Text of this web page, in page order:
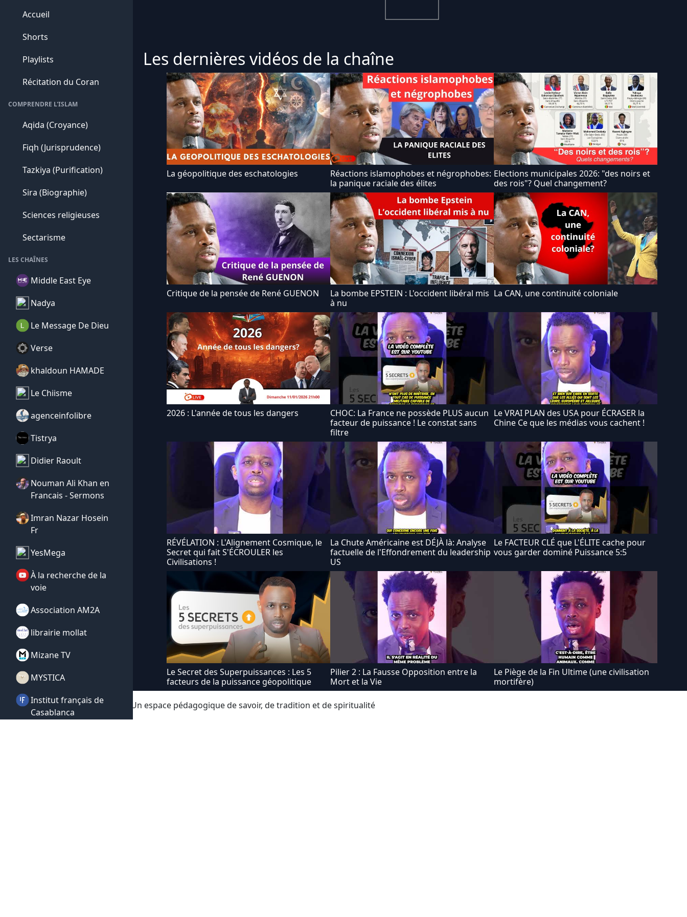
Accueil
Shorts
Playlists
Récitation du Coran
COMPRENDRE L'ISLAM
Aqida (Croyance)
Fiqh (Jurisprudence)
Tazkiya (Purification)
Sira (Biographie)
Sciences religieuses
Sectarisme
LES CHAÎNES
Middle East Eye
Nadya
Le Message De Dieu
Verse
khaldoun HAMADE
Le Chiisme
agenceinfolibre
Tistrya
Didier Raoult
Nouman Ali Khan en
Francais - Sermons
Imran Nazar Hosein
Fr
YesMega
À la recherche de la
voie
Association AM2A
librairie mollat
Mizane TV
MYSTICA
Institut français de
Casablanca
Les dernières vidéos de la chaîne
La géopolitique des eschatologies
Réactions islamophobes et négrophobes:
la panique raciale des élites
Elections municipales 2026: "des noirs et
des rois"? Quel changement?
Critique de la pensée de René GUENON
La bombe EPSTEIN : L'occident libéral mis
à nu
La CAN, une continuité coloniale
2026 : L'année de tous les dangers
CHOC: La France ne possède PLUS aucun
facteur de puissance ! Le constat sans
filtre
Le VRAI PLAN des USA pour ÉCRASER la
Chine Ce que les médias vous cachent !
RÉVÉLATION : L'Alignement Cosmique, le
Secret qui fait S'ÉCROULER les
Civilisations !
La Chute Américaine est DÉJÀ là: Analyse
factuelle de l'Effondrement du leadership
US
Le FACTEUR CLÉ que L'ÉLITE cache pour
vous garder dominé Puissance 5:5
Le Secret des Superpuissances : Les 5
facteurs de la puissance géopolitique
Pilier 2 : La Fausse Opposition entre la
Mort et la Vie
Le Piège de la Fin Ultime (une civilisation
mortifère)
© 2021-2026 RedécouvrirDieu.fr • Un espace pédagogique de savoir, de tradition et de spiritualité